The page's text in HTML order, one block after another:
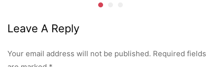
Leave A Reply
Your email address will not be published. Required fields